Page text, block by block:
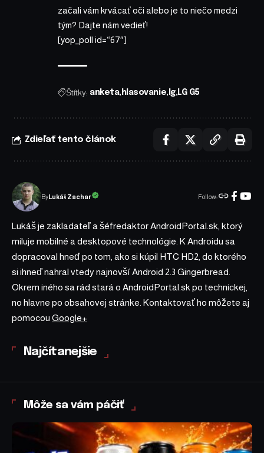
začali vám krvácať oči alebo je to niečo medzi
tým? Dajte nám vedieť!
[yop_poll id=“67″]
Štítky: anketa hlasovanie lg LG G5
Zdieľať tento článok
ByLukáš Zachar Follow:
Lukáš je zakladateľ a šéfredaktor AndroidPortal.sk, ktorý
miluje mobilné a desktopové technológie. K Androidu sa
dopracoval hneď po tom, ako si kúpil HTC HD2, do ktorého
si ihneď nahral vtedy najnovší Android 2.3 Gingerbread.
Okrem iného sa rád stará o AndroidPortal.sk po technickej,
no hlavne po obsahovej stránke. Kontaktovať ho môžete aj
pomocou Google+
Najčítanejšie
Môže sa vám páčiť